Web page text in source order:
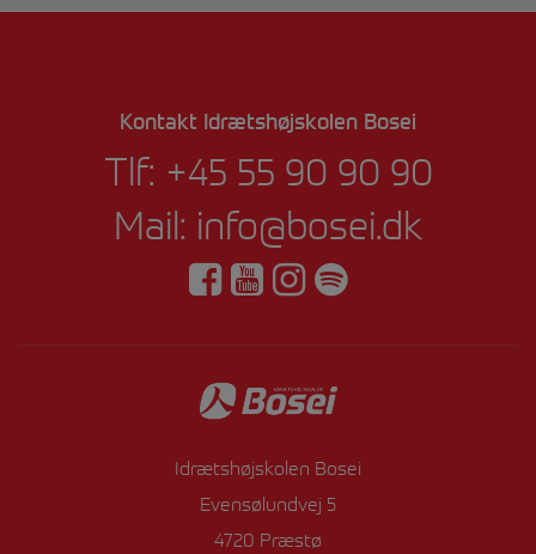
Kontakt Idrætshøjskolen Bosei
Tlf: +45 55 90 90 90
Mail: info@bosei.dk
Idrætshøjskolen Bosei
Evensølundvej 5
4720 Præstø